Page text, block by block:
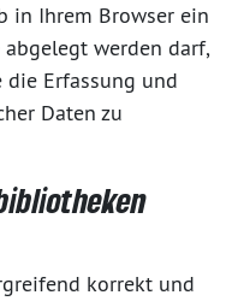
in Ihrem Browser ein
werden darf,
die Erfassung und
Daten zu
korrekt und